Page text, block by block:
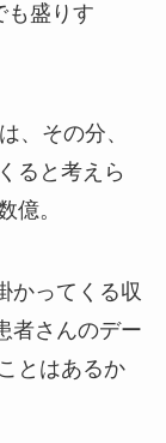
も盛りす
、その分、
ると考えら
億。
かってくる収
者さんのデー
とはあるか